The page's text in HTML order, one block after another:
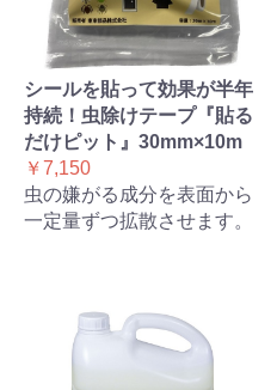
シールを貼って効果が半年
持続！虫除けテープ『貼る
だけピット』30mm×10m
￥7,150
虫の嫌がる成分を表面から
一定量ずつ拡散させます。